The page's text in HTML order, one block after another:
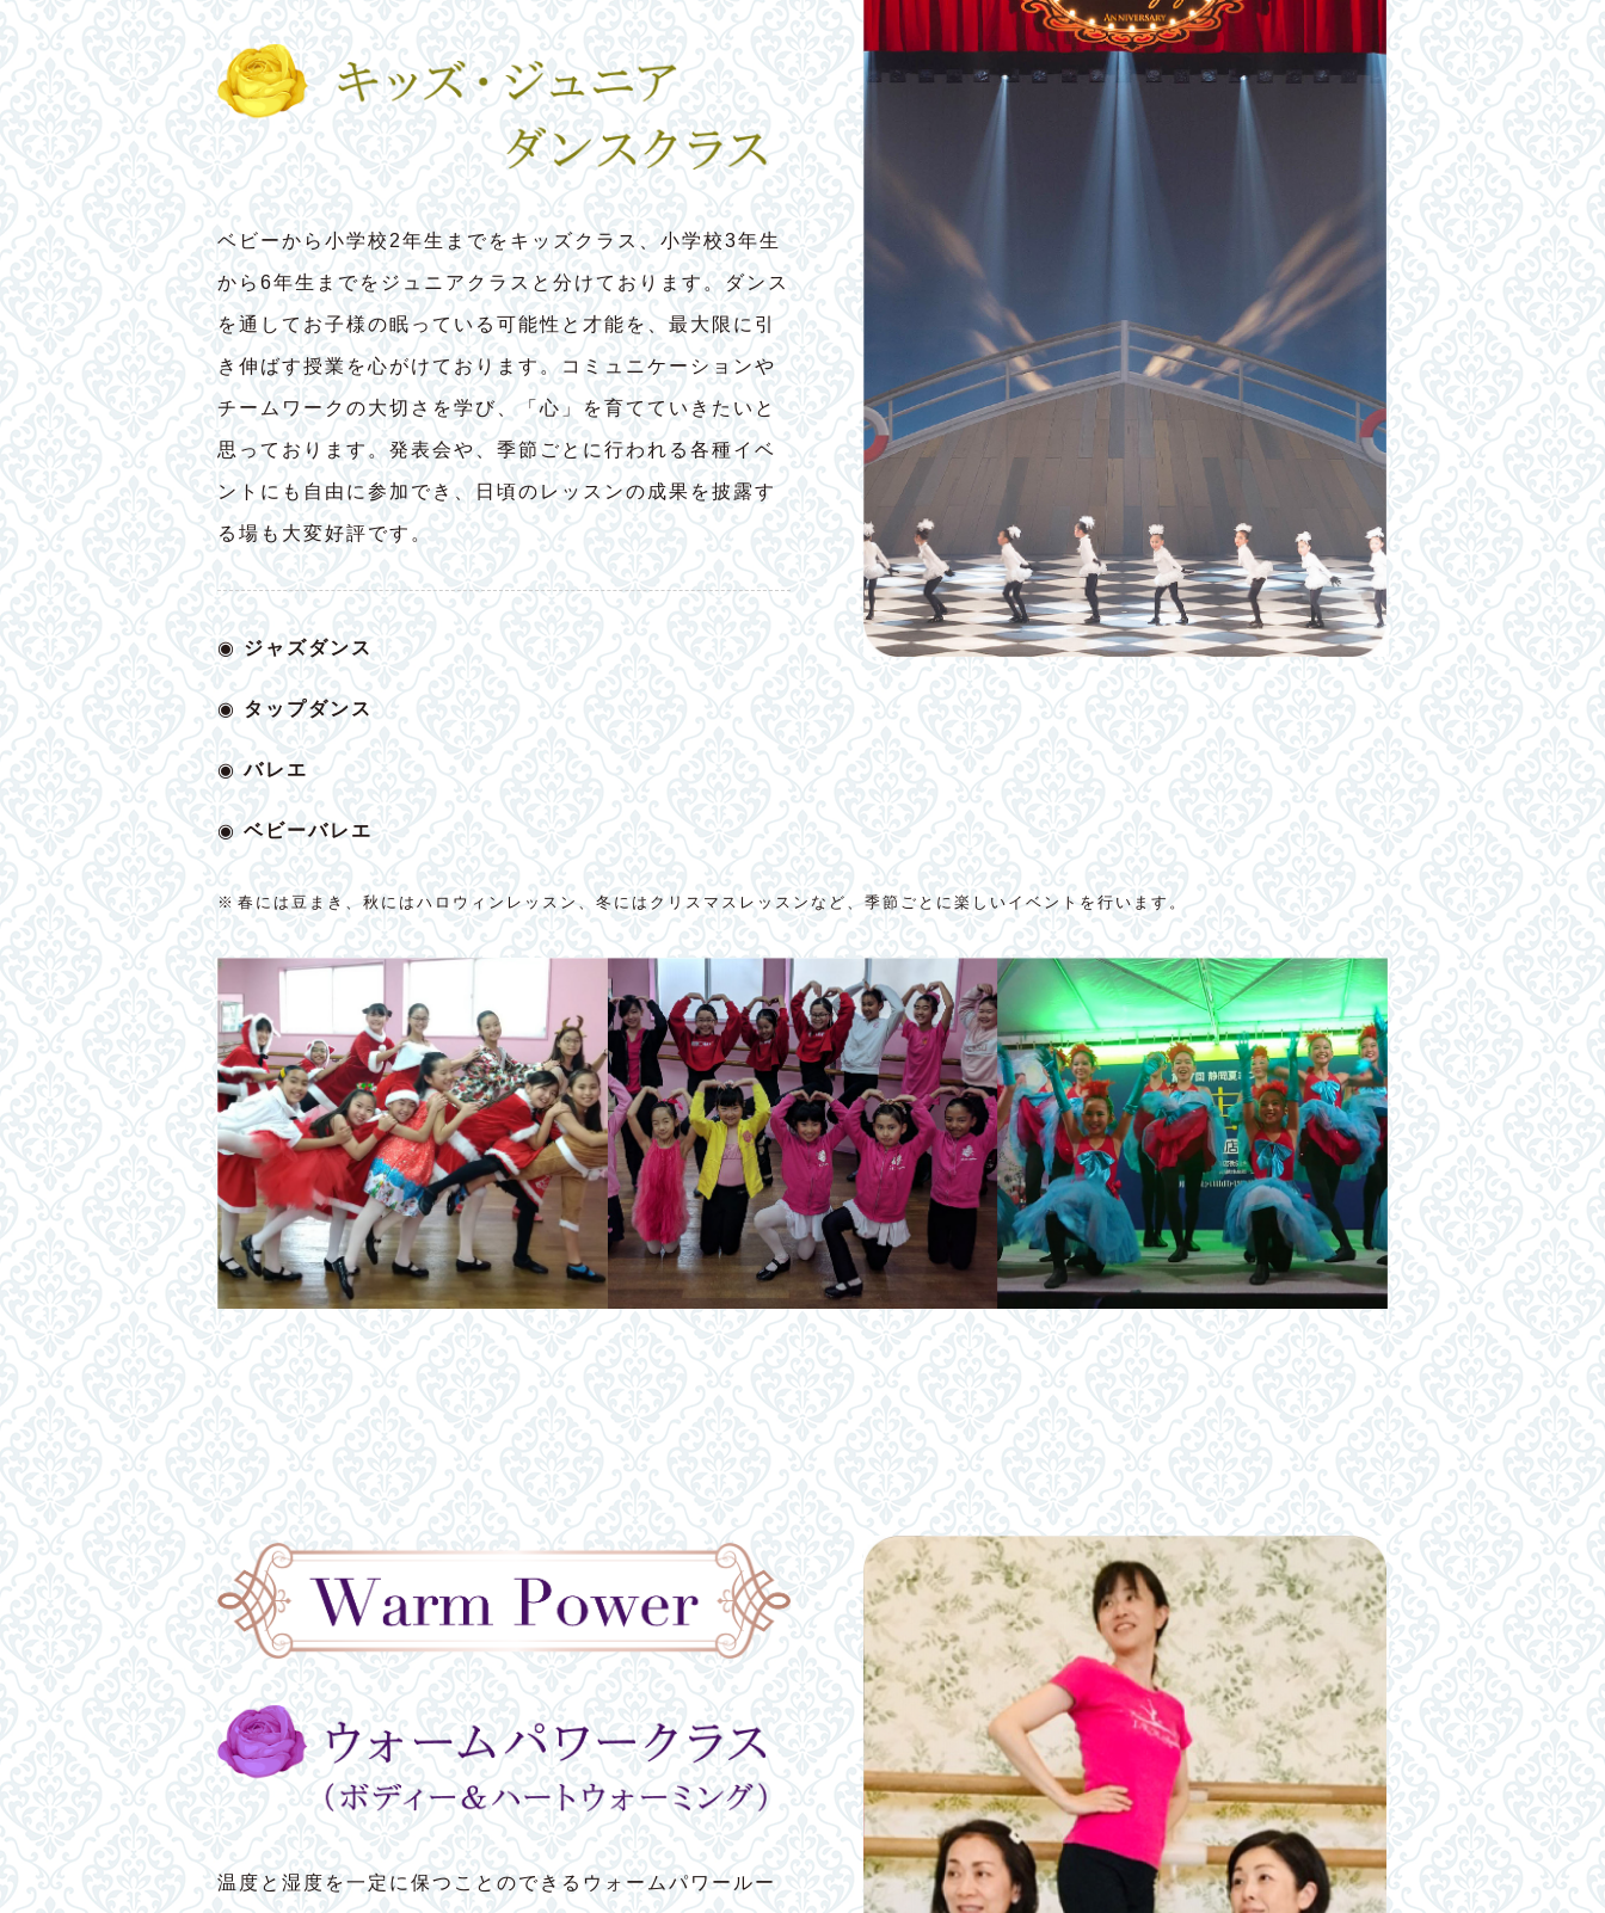
ベビーから小学校2年生までをキッズクラス、小学校3年生
から6年生までをジュニアクラスと分けております。ダンス
を通してお子様の眠っている可能性と才能を、最大限に引
き伸ばす授業を心がけております。コミュニケーションや
チームワークの大切さを学び、「心」を育てていきたいと
思っております。発表会や、季節ごとに行われる各種イベ
ントにも自由に参加でき、日頃のレッスンの成果を披露す
る場も大変好評です。
◉ ジャズダンス
◉ タップダンス
◉バレエ
◉ベビーバレエ
※春には豆まき、秋にはハロウィンレッスン、冬にはクリスマスレッスンなど、季節ごとに楽しいイベントを行います。
温度と湿度を一定に保つことのできるウォームパワールー